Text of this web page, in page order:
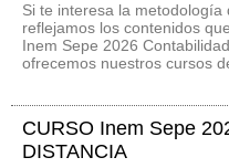
Si te interesa la
reflejamos los contenidos
Inem Sepe 2026
ofrecemos nuestros cursos
CURSO Inem Sepe
DISTANCIA